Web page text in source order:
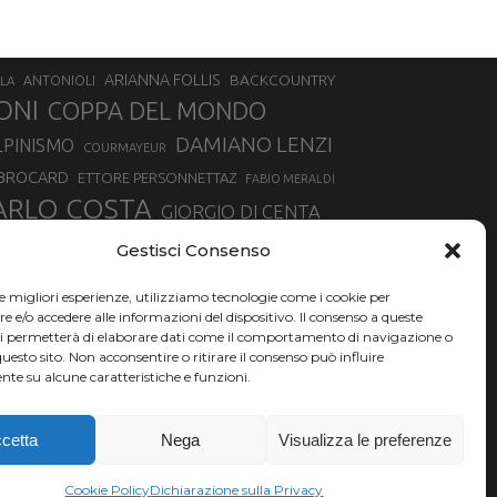
Gestisci Consenso
migliori esperienze, utilizziamo tecnologie come i cookie per
e/o accedere alle informazioni del dispositivo. Il consenso a queste
permetterà di elaborare dati come il comportamento di navigazione o
sito. Non acconsentire o ritirare il consenso può influire
su alcune caratteristiche e funzioni.
Nega Visualizza le preferenze
Cookie PolicyDichiarazione sulla Privacy
ANTONIOLI ARIANNA FOLLIS
BACKCOUNTRY
COPPA DEL MONDO
COURMAYEUR DAMIANO LENZI
ETTORE PERSONNETTAZ FABIO MERALDI
COSTA GIORGIO DI CENTA
LUCA MATTEOTTI MADONNA DI CAMPIGLIO
NAZIONALE DI SCIALPINISMO NORVEGIA
PSL RAFFAELLA TEMPESTA
BERTAGNA SIMONE DEROMEDIS SKIALPDEIPARCHI
TRANSCAVALLO
VERTICAL